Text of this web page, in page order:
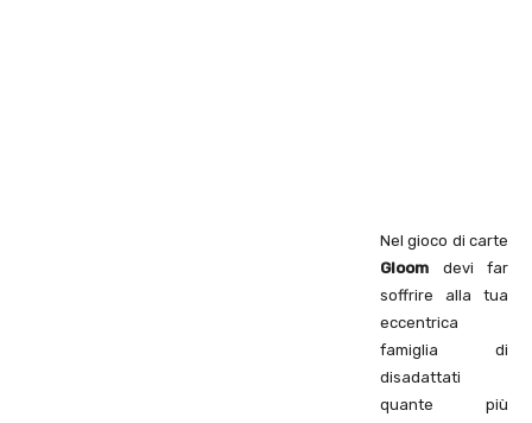
Nel gioco di carte
Gloom devi far
soffrire alla tua
eccentrica
famiglia di
disadattati
quante più